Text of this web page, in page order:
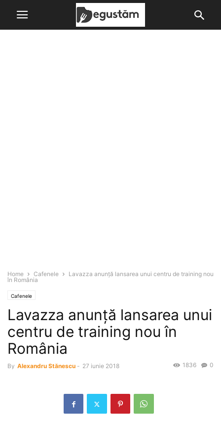
Home Cafenele
Lavazza anunţă lansarea unui centru de training nou
în România
Cafenele
Lavazza anunţă lansarea unui
centru de training nou în
România
By Alexandru Stănescu - 27 iunie 2018 0
1836